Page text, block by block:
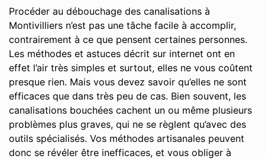
Procéder au débouchage des canalisations à
Montivilliers n’est pas une tâche facile à accomplir,
contrairement à ce que pensent certaines personnes.
Les méthodes et astuces décrit sur internet ont en
effet l’air très simples et surtout, elles ne vous coûtent
presque rien. Mais vous devez savoir qu’elles ne sont
efficaces que dans très peu de cas. Bien souvent, les
canalisations bouchées cachent un ou même plusieurs
problèmes plus graves, qui ne se règlent qu’avec des
outils spécialisés. Vos méthodes artisanales peuvent
donc se révéler être inefficaces, et vous obliger à